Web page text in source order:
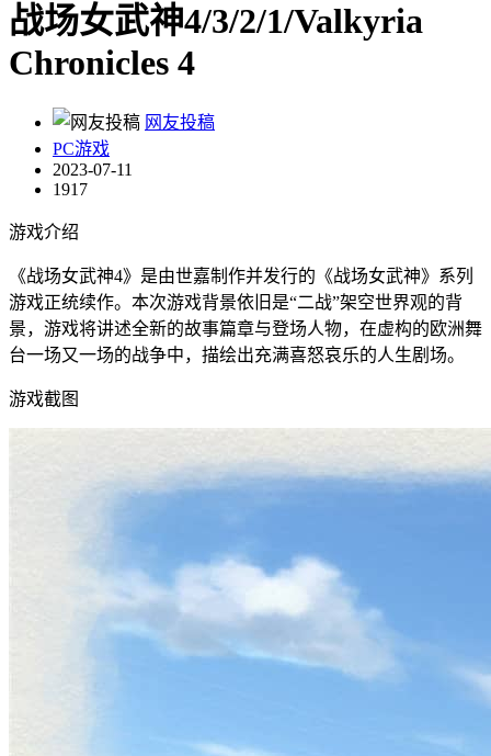
战场女武神4/3/2/1/Valkyria
Chronicles 4
网友投稿
PC游戏
2023-07-11
1917
游戏介绍
《战场女武神4》是由世嘉制作并发行的《战场女武神》系列
游戏正统续作。本次游戏背景依旧是“二战”架空世界观的背
景，游戏将讲述全新的故事篇章与登场人物，在虚构的欧洲舞
台一场又一场的战争中，描绘出充满喜怒哀乐的人生剧场。
游戏截图